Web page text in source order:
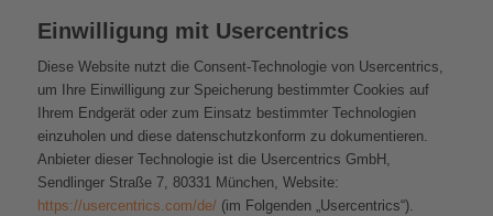
Einwilligung mit Usercentrics
Diese Website nutzt die Consent-Technologie von Usercentrics,
um Ihre Einwilligung zur Speicherung bestimmter Cookies auf
Ihrem Endgerät oder zum Einsatz bestimmter Technologien
einzuholen und diese datenschutzkonform zu dokumentieren.
Anbieter dieser Technologie ist die Usercentrics GmbH,
Sendlinger Straße 7, 80331 München, Website:
https://usercentrics.com/de/(im Folgenden „Usercentrics“).